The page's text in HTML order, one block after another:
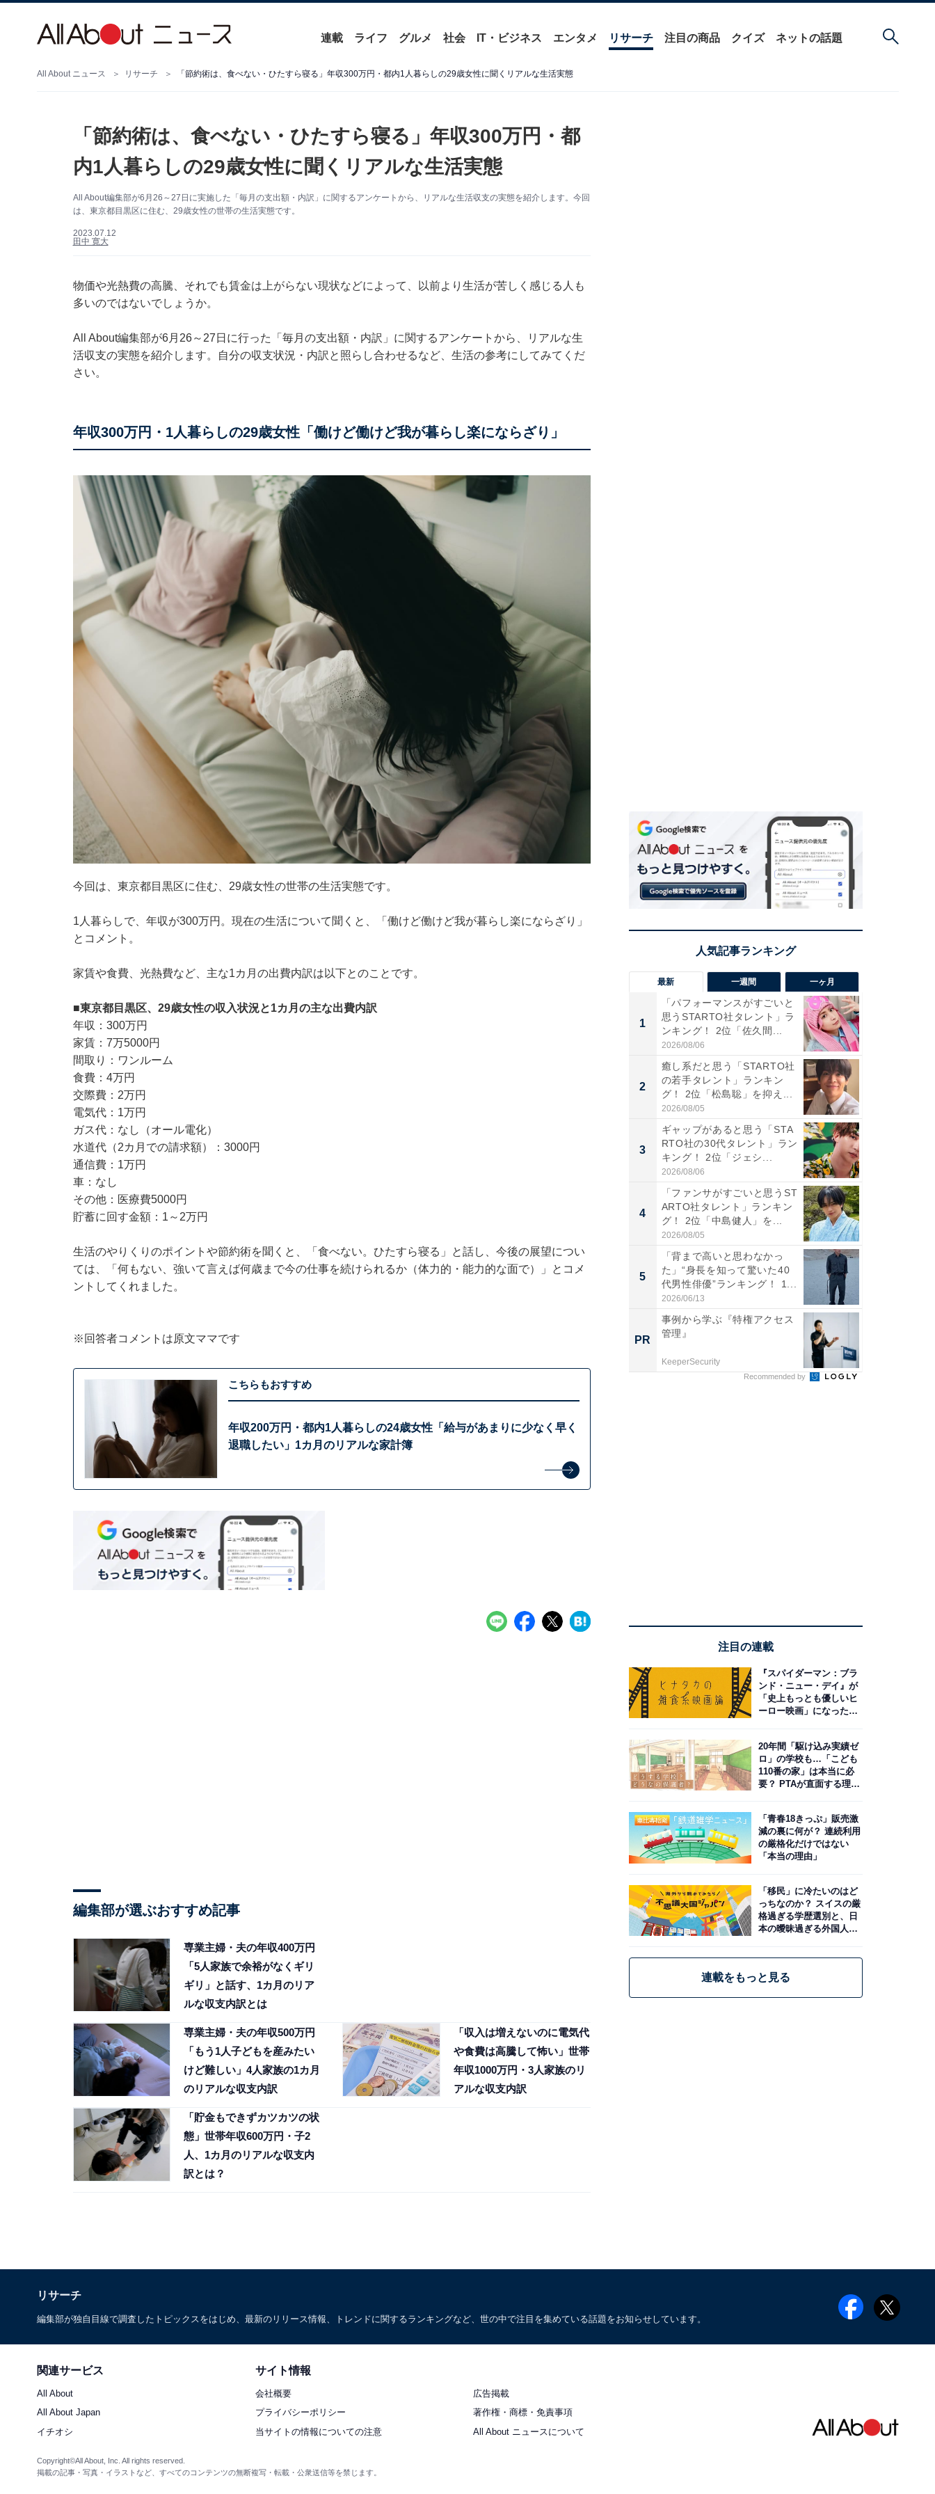
連載 ライフ グルメ 社会 IT・ビジネス エンタメ リサーチ 注目の商品 クイズ ネットの話題
All About ニュース リサーチ 「節約術は、食べない・ひたすら寝る」年収300万円・都内1人暮らしの29歳女性に聞くリアルな生活実態
「節約術は、食べない・ひたすら寝る」年収300万円・都
内1人暮らしの29歳女性に聞くリアルな生活実態
All About編集部が6月26～27日に実施した「毎月の支出額・内訳」に関するアンケートから、リアルな生活収支の実態を紹介します。今回
は、東京都目黒区に住む、29歳女性の世帯の生活実態です。
2023.07.12
田中 寛大
物価や光熱費の高騰、それでも賃金は上がらない現状などによって、以前より生活が苦しく感じる人も
多いのではないでしょうか。
All About編集部が6月26～27日に行った「毎月の支出額・内訳」に関するアンケートから、リアルな生
活収支の実態を紹介します。自分の収支状況・内訳と照らし合わせるなど、生活の参考にしてみてくだ
さい。
年収300万円・1人暮らしの29歳女性「働けど働けど我が暮らし楽にならざり」
今回は、東京都目黒区に住む、29歳女性の世帯の生活実態です。
1人暮らしで、年収が300万円。現在の生活について聞くと、「働けど働けど我が暮らし楽にならざり」
とコメント。
家賃や食費、光熱費など、主な1カ月の出費内訳は以下とのことです。
■東京都目黒区、29歳女性の収入状況と1カ月の主な出費内訳
年収：300万円
家賃：7万5000円
間取り：ワンルーム
食費：4万円
交際費：2万円
電気代：1万円
ガス代：なし（オール電化）
水道代（2カ月での請求額）：3000円
通信費：1万円
車：なし
その他：医療費5000円
貯蓄に回す金額：1～2万円
生活のやりくりのポイントや節約術を聞くと、「食べない。ひたすら寝る」と話し、今後の展望につい
ては、「何もない、強いて言えば何歳まで今の仕事を続けられるか（体力的・能力的な面で）」とコメ
ントしてくれました。
※回答者コメントは原文ママです
こちらもおすすめ
年収200万円・都内1人暮らしの24歳女性「給与があまりに少なく早く
退職したい」1カ月のリアルな家計簿
編集部が選ぶおすすめ記事
専業主婦・夫の年収400万円
「5人家族で余裕がなくギリ
ギリ」と話す、1カ月のリア
ルな収支内訳とは
専業主婦・夫の年収500万円
「もう1人子どもを産みたい
けど難しい」4人家族の1カ月
のリアルな収支内訳
「収入は増えないのに電気代
や食費は高騰して怖い」世帯
年収1000万円・3人家族のリ
アルな収支内訳
「貯金もできずカツカツの状
態」世帯年収600万円・子2
人、1カ月のリアルな収支内
訳とは？
最新 一週間 一ヶ月
1
「パフォーマンスがすごいと
思うSTARTO社タレント」ラ
ンキング！ 2位「佐久間...
2026/08/06
2
癒し系だと思う「STARTO社
の若手タレント」ランキン
グ！ 2位「松島聡」を抑え...
2026/08/05
3
ギャップがあると思う「STA
RTO社の30代タレント」ラン
キング！ 2位「ジェシ...
2026/08/06
4
「ファンサがすごいと思うST
ARTO社タレント」ランキン
グ！ 2位「中島健人」を...
2026/08/05
5
「背まで高いと思わなかっ
た」“身長を知って驚いた40
代男性俳優”ランキング！ 1...
2026/06/13
PR
事例から学ぶ『特権アクセス
管理』
KeeperSecurity
Recommended by
注目の連載
『スパイダーマン：ブラ
ンド・ニュー・デイ』が
「史上もっとも優しいヒ
ーロー映画」になった理
20年間「駆け込み実績ゼ
ロ」の学校も…「こども
110番の家」は本当に必
要？ PTAが直面する理想
「青春18きっぷ」販売激
減の裏に何が？ 連続利用
の厳格化だけではない
「本当の理由」
「移民」に冷たいのはど
っちなのか？ スイスの厳
格過ぎる学歴選別と、日
本の曖昧過ぎる外国人政
連載をもっと見る
リサーチ
編集部が独自目線で調査したトピックスをはじめ、最新のリリース情報、トレンドに関するランキングなど、世の中で注目を集めている話題をお知らせしています。
関連サービス
All About
All About Japan
イチオシ
サイト情報
会社概要
広告掲載
プライバシーポリシー
著作権・商標・免責事項
当サイトの情報についての注意
All About ニュースについて
Copyright©All About, Inc. All rights reserved.
掲載の記事・写真・イラストなど、すべてのコンテンツの無断複写・転載・公衆送信等を禁じます。